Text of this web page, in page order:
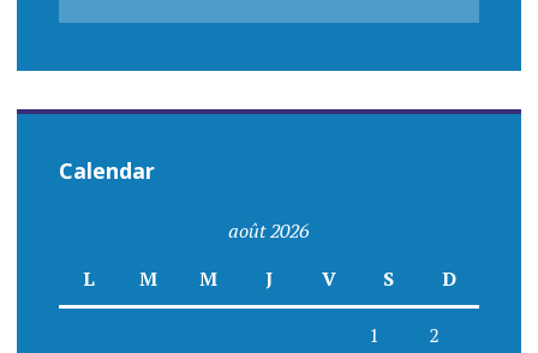
Calendar
août 2026
L
M M J V S D
1 2